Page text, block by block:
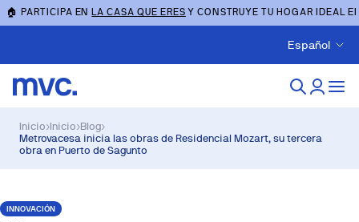
🏠 PARTICIPA ENLA CASA QUE ERES Y CONSTRUYE TU HOGAR IDEAL
Español
Inicio›Inicio›Blog›
Metrovacesa inicia las obras de Residencial Mozart, su tercera
obra en Puerto de Sagunto
INNOVACIÓN